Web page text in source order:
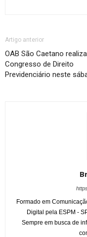
Artigo anterior
OAB São Caetano
Congresso de Direito
Previdenciário neste
Formado em
Digital pela ESPM -
Sempre em busca de